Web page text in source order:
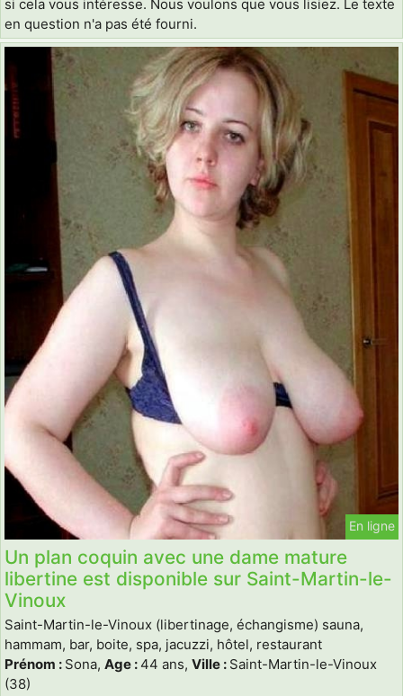
si cela vous intéresse. Nous voulons que vous lisiez. Le texte
en question n'a pas été fourni.
En ligne
Un plan coquin avec une dame mature
libertine est disponible sur Saint-Martin-le-
Vinoux
Saint-Martin-le-Vinoux (libertinage, échangisme) sauna,
hammam, bar, boite, spa, jacuzzi, hôtel, restaurant
Prénom : Sona, Age : 44 ans, Ville : Saint-Martin-le-Vinoux
(38)